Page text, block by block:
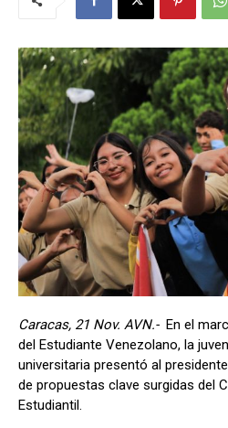
Caracas, 21 Nov. AVN.- En el
del Estudiante Venezolano, la
universitaria presentó al
de propuestas clave surgidas del
Estudiantil.